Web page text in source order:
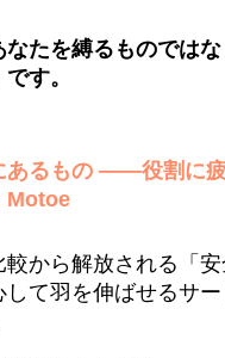
たを縛るものではな
す。
あるもの ――役割に
Motoe
から解放される「
て羽を伸ばせるサ